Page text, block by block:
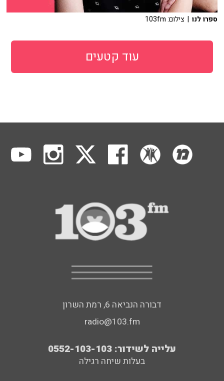
ספרו לנו | צילום: 103fm
עוד קטעים
דבורה הנביאה 6, רמת השרון
radio@103.fm
עלייה לשידור: 0552-103-103
בעלות שיחה רגילה